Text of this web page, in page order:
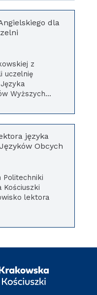
dla
z
uczelnię
Wyższych...
języka
Obcych
Politechniki
Kościuszki
lektora